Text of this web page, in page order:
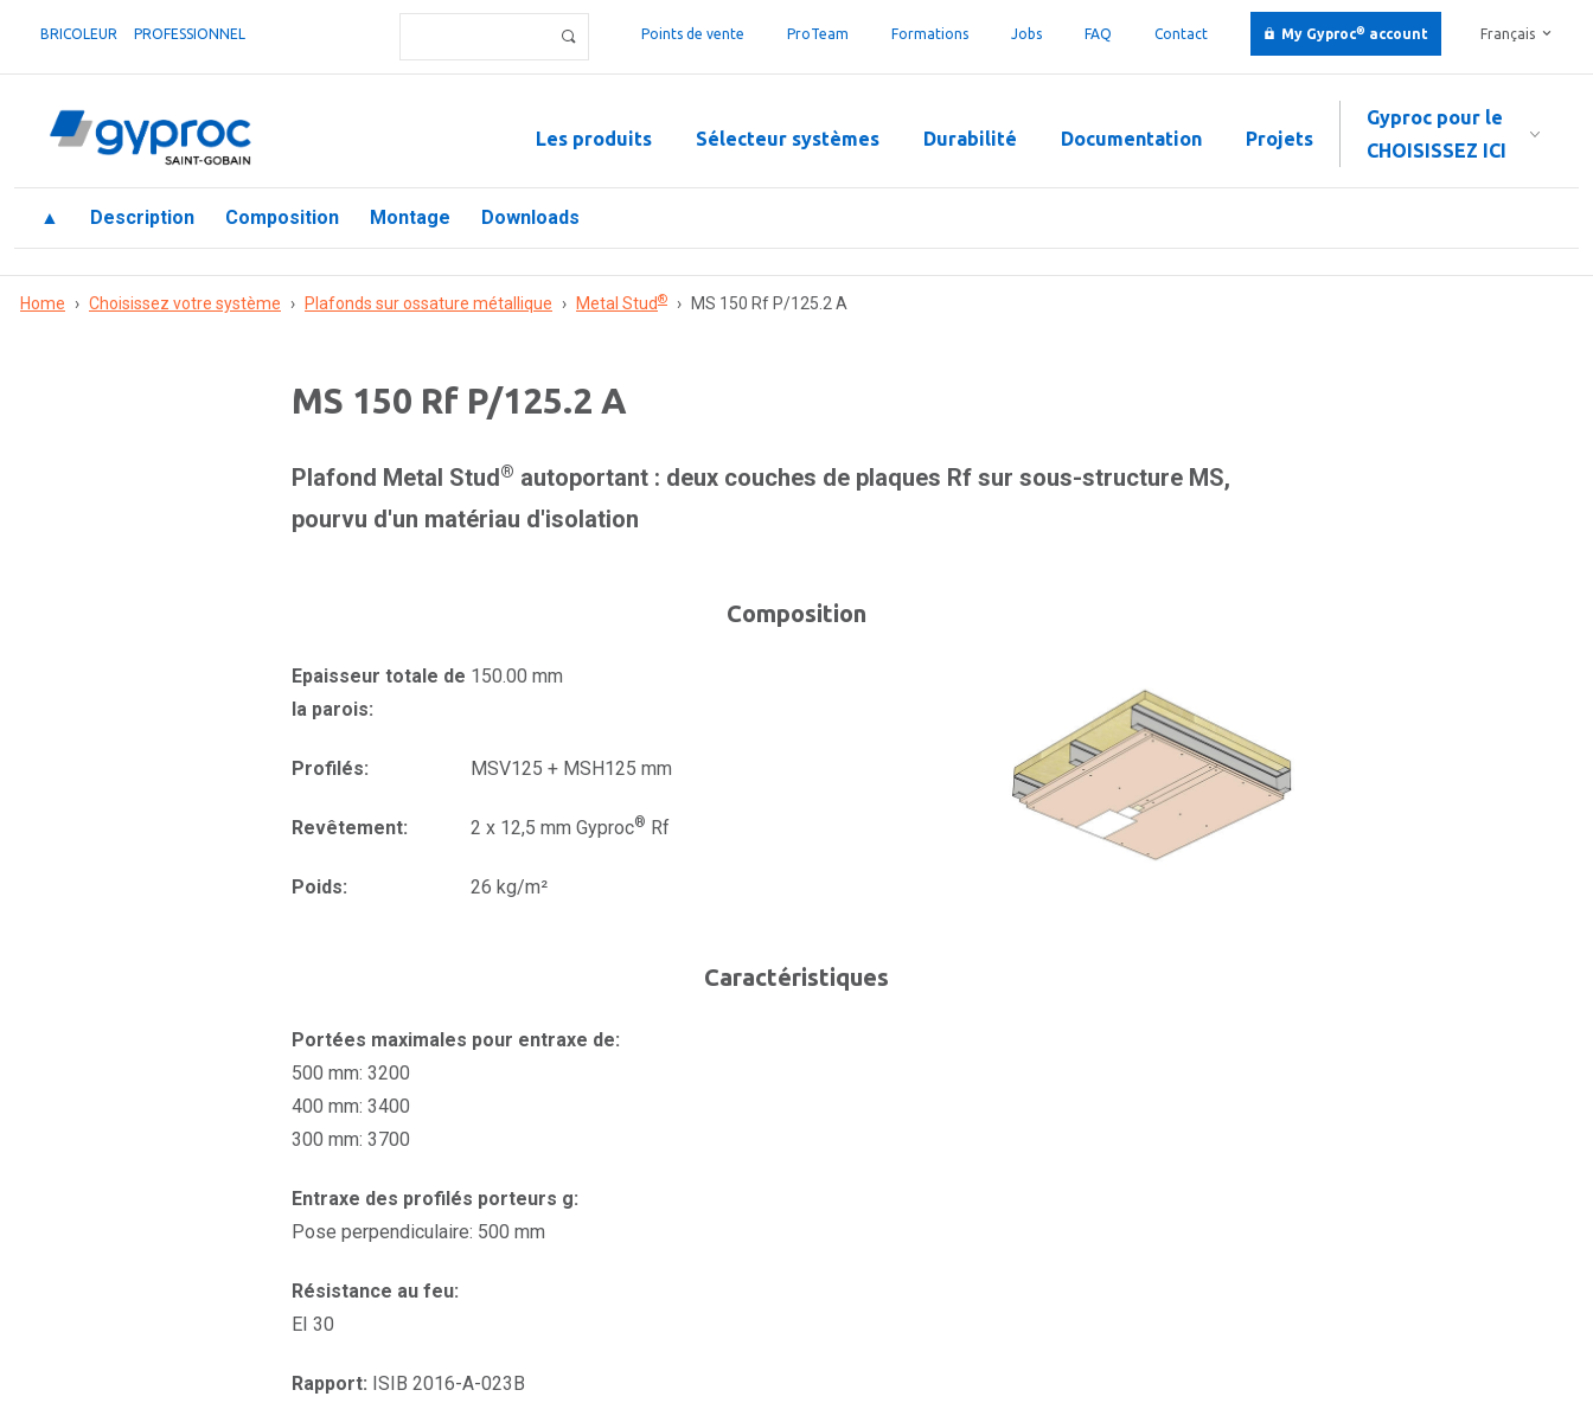
BRICOLEUR PROFESSIONNEL Français
Points de vente ProTeam Formations Jobs FAQ Contact My Gyproc® account
Gyproc pour le
CHOISISSEZ ICI
Les produits Sélecteur systèmes Durabilité Documentation Projets
▲ Description Composition Montage Downloads
Home › Choisissez votre système › Plafonds sur ossature métallique › Metal Stud® › MS 150 Rf P/125.2 A
MS 150 Rf P/125.2 A
Plafond Metal Stud® autoportant : deux couches de plaques Rf sur sous-structure MS,
pourvu d'un matériau d'isolation
Composition
Epaisseur totale de
la parois:
150.00 mm
Profilés: MSV125 + MSH125 mm
Revêtement: 2 x 12,5 mm Gyproc® Rf
Poids: 26 kg/m²
Caractéristiques
Portées maximales pour entraxe de:
500 mm: 3200
400 mm: 3400
300 mm: 3700
Entraxe des profilés porteurs g:
Pose perpendiculaire: 500 mm
Résistance au feu:
EI 30
Rapport: ISIB 2016-A-023B